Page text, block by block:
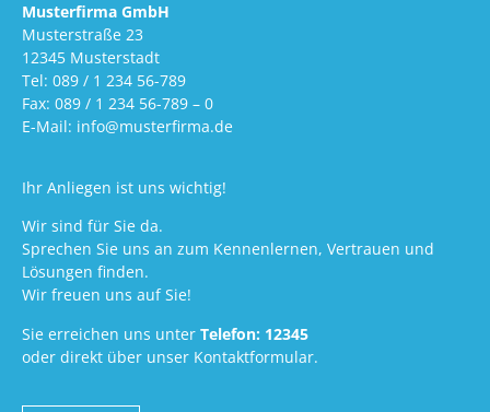
Musterfirma GmbH
Musterstraße 23
12345 Musterstadt
Tel: 089 / 1 234 56-789
Fax: 089 / 1 234 56-789 – 0
E-Mail: info@musterfirma.de
Ihr Anliegen ist uns wichtig!
Wir sind für Sie da.
Sprechen Sie uns an zum Kennenlernen, Vertrauen und
Lösungen finden.
Wir freuen uns auf Sie!
Sie erreichen uns unter Telefon: 12345
oder direkt über unser Kontaktformular.